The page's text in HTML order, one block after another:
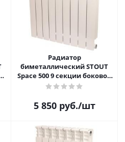
Радиатор
биметаллический STOUT
Space 500 9 секции боковое
подключение SRB-0310-
5 850руб./шт